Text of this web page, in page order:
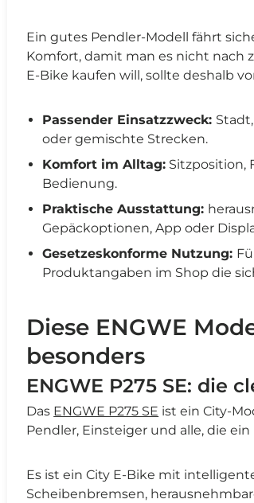
Ein gutes Pendler-Modell fährt
Komfort, damit man es nicht nach
E-Bike kaufen will, sollte deshalb
Passender Einsatzzweck:
oder gemischte Strecken.
Komfort im Alltag: Sitzposition,
Bedienung.
Praktische Ausstattung:
Gepäckoptionen, App oder
Gesetzeskonforme Nutzung:
Produktangaben im Shop die
Diese ENGWE
besonders
ENGWE P275 SE: die
Das ENGWE P275 SE ist ein City-
Pendler, Einsteiger und alle, die
Es ist ein City E-Bike mit
Scheibenbremsen,